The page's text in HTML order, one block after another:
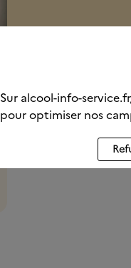
Sur alcool-info-
pour optimiser nos